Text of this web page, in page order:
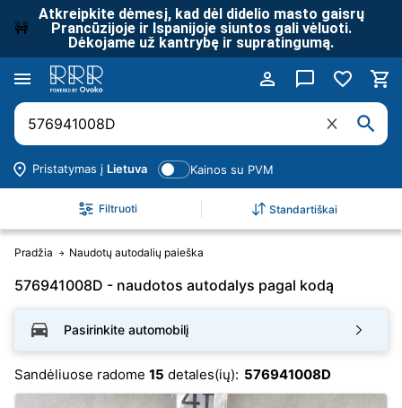
🚧
Atkreipkite dėmesį, kad dėl didelio masto gaisrų
Prancūzijoje ir Ispanijoje siuntos gali vėluoti.
Dėkojame už kantrybę ir supratingumą.
Pristatymas į Lietuva Kainos su PVM
Filtruoti Standartiškai
Pradžia Naudotų autodalių paieška
576941008D - naudotos autodalys pagal kodą
Pasirinkite automobilį
Sandėliuose radome 15 detales(ių): 576941008D